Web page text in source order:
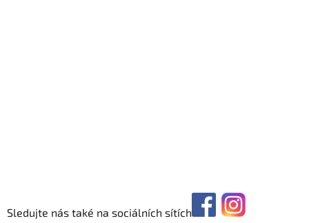
Sledujte nás také na sociálních sítích